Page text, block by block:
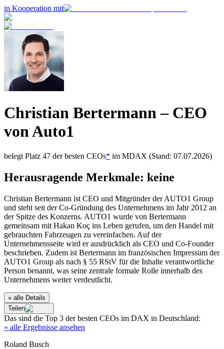
in Kooperation mit
Christian Bertermann– CEO
vonAuto1
belegt Platz 47 der besten CEOs* im MDAX (Stand: 07.07.2026)
Herausragende Merkmale: keine
Christian Bertermann ist CEO und Mitgründer der AUTO1 Group
und steht seit der Co‑Gründung des Unternehmens im Jahr 2012 an
der Spitze des Konzerns. AUTO1 wurde von Bertermann
gemeinsam mit Hakan Koç ins Leben gerufen, um den Handel mit
gebrauchten Fahrzeugen zu vereinfachen. Auf der
Unternehmensseite wird er ausdrücklich als CEO und Co‑Founder
beschrieben. Zudem ist Bertermann im französischen Impressum der
AUTO1 Group als nach § 55 RStV für die Inhalte verantwortliche
Person benannt, was seine zentrale formale Rolle innerhalb des
Unternehmens weiter verdeutlicht.
» alle Details
Teilen
Das sind die Top 3 der besten CEOs im DAX in Deutschland:
» alle Ergebnisse ansehen
Roland Busch